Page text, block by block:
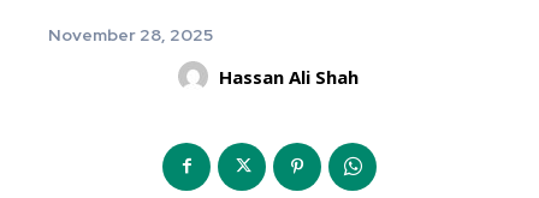
November 28, 2025
Hassan Ali Shah